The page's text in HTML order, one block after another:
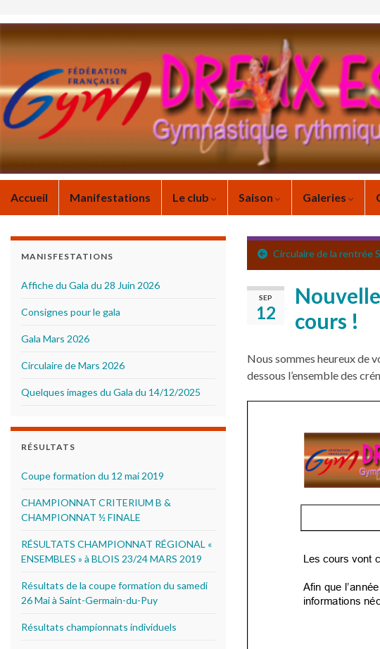
Accueil Manifestations Le club Saison Galeries
MANISFESTATIONS
Affiche du Gala du 28 Juin 2026
Consignes pour le gala
Gala Mars 2026
Circulaire de Mars 2026
Quelques images du Gala du 14/12/2025
RÉSULTATS
Coupe formation du 12 mai 2019
CHAMPIONNAT CRITERIUM B &
CHAMPIONNAT ½ FINALE
RÉSULTATS CHAMPIONNAT RÉGIONAL «
ENSEMBLES » à BLOIS 23/24 MARS 2019
Résultats de la coupe formation du samedi
26 Mai à Saint-Germain-du-Puy
Résultats championnats individuels
Circulaire de la rentrée
SEP
12
cours !
Nous sommes heureux de
dessous l’ensemble des